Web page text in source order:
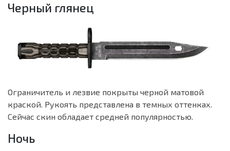
Черный глянец
Ограничитель и лезвие покрыты черной матовой
краской. Рукоять представлена в темных оттенках.
Сейчас скин обладает средней популярностью.
Ночь